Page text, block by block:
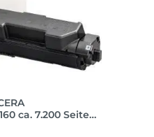
ca. 7.200 Seiten